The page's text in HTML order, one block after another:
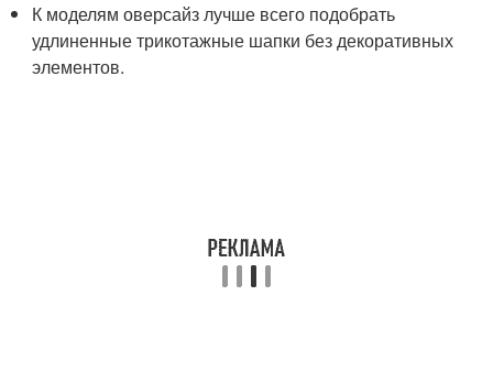
К моделям оверсайз лучше всего подобрать
удлиненные трикотажные шапки без декоративных
элементов.